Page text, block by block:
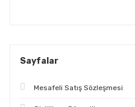
Sayfalar
Mesafeli Satış Sözleşmesi